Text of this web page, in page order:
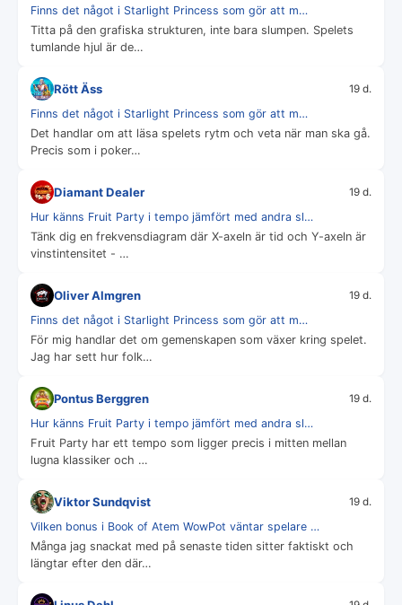
Finns det något i Starlight Princess som gör att m…
Titta på den grafiska strukturen, inte bara slumpen. Spelets
tumlande hjul är de…
Rött Äss 19 d.
Finns det något i Starlight Princess som gör att m…
Det handlar om att läsa spelets rytm och veta när man ska gå.
Precis som i poker…
Diamant Dealer 19 d.
Hur känns Fruit Party i tempo jämfört med andra sl…
Tänk dig en frekvensdiagram där X-axeln är tid och Y-axeln är
vinstintensitet - …
Oliver Almgren 19 d.
Finns det något i Starlight Princess som gör att m…
För mig handlar det om gemenskapen som växer kring spelet.
Jag har sett hur folk…
Pontus Berggren 19 d.
Hur känns Fruit Party i tempo jämfört med andra sl…
Fruit Party har ett tempo som ligger precis i mitten mellan
lugna klassiker och …
Viktor Sundqvist 19 d.
Vilken bonus i Book of Atem WowPot väntar spelare …
Många jag snackat med på senaste tiden sitter faktiskt och
längtar efter den där…